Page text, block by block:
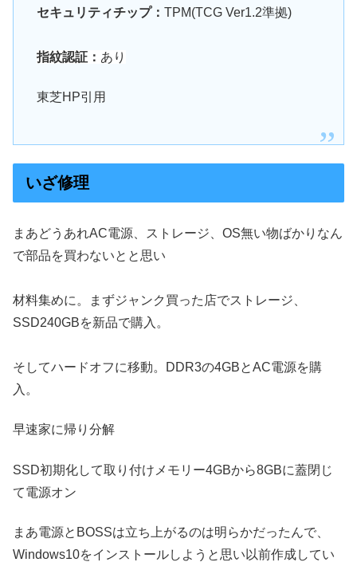
セキュリティチップ： TPM(TCG Ver1.2準拠)
指紋認証： あり
東芝HP引用
いざ修理
まあどうあれAC電源、ストレージ、OS無い物ばかりなん
で部品を買わないとと思い
材料集めに。まずジャンク買った店でストレージ、
SSD240GBを新品で購入。
そしてハードオフに移動。DDR3の4GBとAC電源を購
入。
早速家に帰り分解
SSD初期化して取り付けメモリー4GBから8GBに蓋閉じ
て電源オン
まあ電源とBOSSは立ち上がるのは明らかだったんで、
Windows10をインストールしようと思い以前作成してい